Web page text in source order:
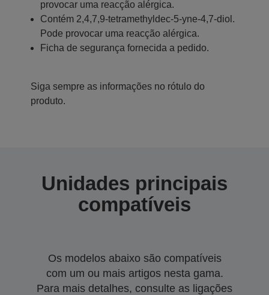
provocar uma reacção alérgica.
Contém 2,4,7,9-tetramethyldec-5-yne-4,7-diol.
Pode provocar uma reacção alérgica.
Ficha de segurança fornecida a pedido.
Siga sempre as informações no rótulo do
produto.
Unidades principais
compatíveis
Os modelos abaixo são compatíveis
com um ou mais artigos nesta gama.
Para mais detalhes, consulte as ligações